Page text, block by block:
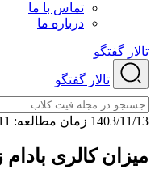
تماس با ما
درباره ما
تالار گفتگو
تالار گفتگو
1403/11/13 ﺯﻣﺎﻥ ﻣﻄﺎﻟﻌﻪ: 11 دقیقه
میزان کالری